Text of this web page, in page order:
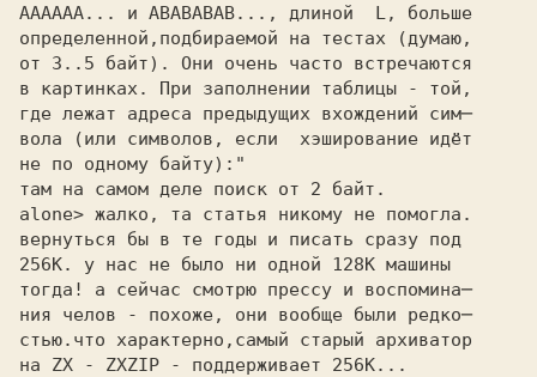
AAAAAA... и ABABABAB..., длиной  L, больше
определенной,подбираемой на тестах (думаю,
от 3..5 байт). Они очень часто встречаются
в картинках. При заполнении таблицы - той,
где лежат адреса предыдущих вхождений сим─
вола (или символов, если  хэширование идёт
не по одному байту):"
там на самом деле поиск от 2 байт.
alone> жалко, та статья никому не помогла.
вернуться бы в те годы и писать сразу под
256К. у нас не было ни одной 128К машины
тогда! а сейчас смотрю прессу и воспомина─
ния челов - похоже, они вообще были редко─
стью.что характерно,самый старый архиватор
на ZX - ZXZIP - поддерживает 256K...